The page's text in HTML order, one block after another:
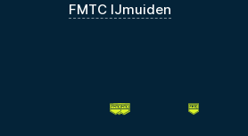
FMTC IJmuiden